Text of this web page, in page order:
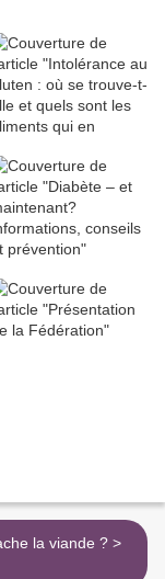
Que cache la viande ? >